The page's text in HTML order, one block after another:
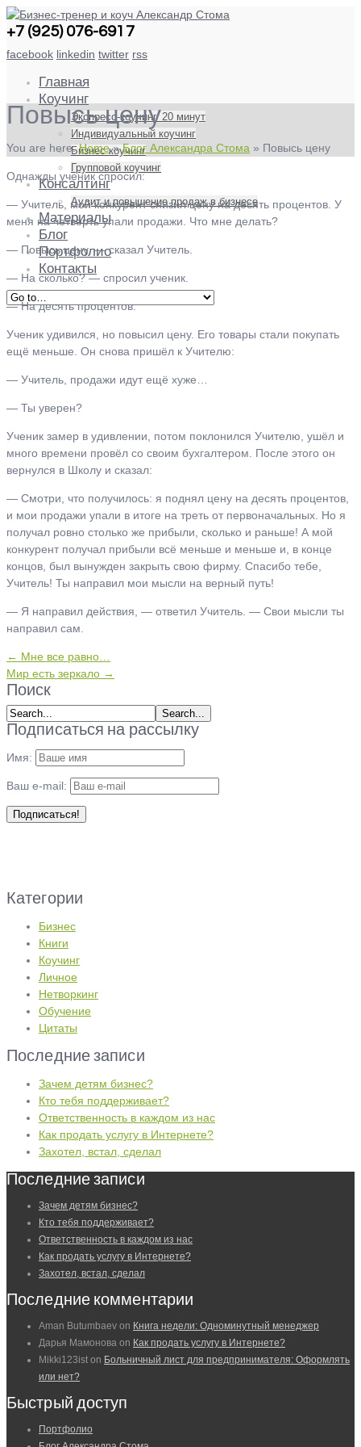
+7 (925) 076-6917
facebook linkedin twitter rss
Главная
Коучинг
Экспресс-коучинг. 20 минут
Индивидуальный коучинг
Бизнес коучинг
Групповой коучинг
Консалтинг
Аудит и повышение продаж в бизнесе
Материалы
Блог
Портфолио
Контакты
Повысь цену
You are here:Home » Блог Александра Стома » Повысь цену
Однажды ученик спросил:
— Учитель, мой конкурент снизил цену на десять процентов. У
меня на четверть упали продажи. Что мне делать?
— Повысь цену, — сказал Учитель.
— На сколько? — спросил ученик.
— На десять процентов.
Ученик удивился, но повысил цену. Его товары стали покупать
ещё меньше. Он снова пришёл к Учителю:
— Учитель, продажи идут ещё хуже…
— Ты уверен?
Ученик замер в удивлении, потом поклонился Учителю, ушёл и
много времени провёл со своим бухгалтером. После этого он
вернулся в Школу и сказал:
— Смотри, что получилось: я поднял цену на десять процентов,
и мои продажи упали в итоге на треть от первоначальных. Но я
получал ровно столько же прибыли, сколько и раньше! А мой
конкурент получал прибыли всё меньше и меньше и, в конце
концов, был вынужден закрыть свою фирму. Спасибо тебе,
Учитель! Ты направил мои мысли на верный путь!
— Я направил действия, — ответил Учитель. — Свои мысли ты
направил сам.
← Мне все равно…
Мир есть зеркало →
Поиск
Подписаться на рассылку
Имя:
Ваш e-mail:
Категории
Бизнес
Книги
Коучинг
Личное
Нетворкинг
Обучение
Цитаты
Последние записи
Зачем детям бизнес?
Кто тебя поддерживает?
Ответственность в каждом из нас
Как продать услугу в Интернете?
Захотел, встал, сделал
Последние записи
Зачем детям бизнес?
Кто тебя поддерживает?
Ответственность в каждом из нас
Как продать услугу в Интернете?
Захотел, встал, сделал
Последние комментарии
Aman Butumbaev on Книга недели: Одноминутный менеджер
Дарья Мамонова on Как продать услугу в Интернете?
Mikki123ist on Больничный лист для предпринимателя: Оформлять
или нет?
Быстрый доступ
Портфолио